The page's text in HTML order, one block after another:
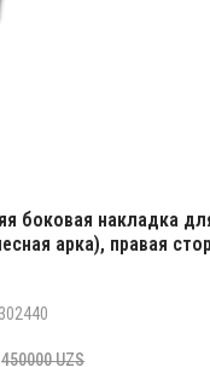
боковая накладка для
арка), правая
450000UZS